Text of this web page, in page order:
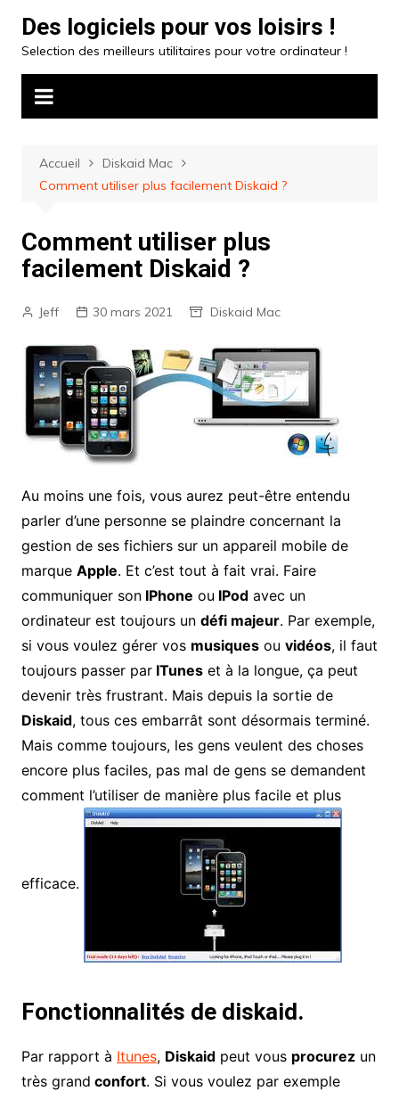
contenu
Des logiciels pour vos loisirs !
Selection des meilleurs utilitaires pour votre ordinateur !
Accueil
Diskaid Mac
Comment utiliser plus facilement Diskaid ?
Comment utiliser plus
facilement Diskaid ?
Jeff 30 mars 2021 Diskaid Mac
Au moins une fois, vous aurez peut-être entendu
parler d’une personne se plaindre concernant la
gestion de ses fichiers sur un appareil mobile de
marque Apple. Et c’est tout à fait vrai. Faire
communiquer sonIPhone ou IPodavec un
ordinateur est toujours un défi majeur. Par exemple,
si vous voulez gérer vos musiquesou vidéos, il faut
toujours passer parITuneset à la longue, ça peut
devenir très frustrant. Mais depuis la sortie de
Diskaid, tous ces embarrât sont désormais terminé.
Mais comme toujours, les gens veulent des choses
encore plus faciles, pas mal de gens se demandent
comment l’utiliser de manière plus facile et plus
efficace.
Fonctionnalités de diskaid.
Par rapport à Itunes, Diskaidpeut vous procurezun
très grand confort. Si vous voulez par exemple